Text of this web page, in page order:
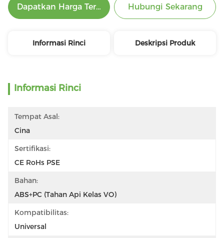
Dapatkan Harga Terbaik Hubungi Sekarang
Informasi Rinci Deskripsi Produk
Informasi Rinci
Tempat Asal:
Cina
Sertifikasi:
CE RoHs PSE
Bahan:
ABS+PC (tahan Api Kelas VO)
Kompatibilitas:
Universal